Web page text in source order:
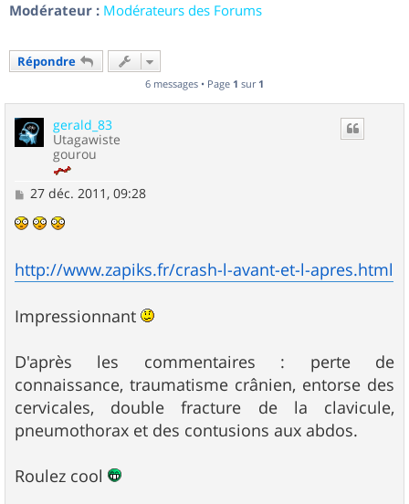
Modérateur : Modérateurs des Forums
Répondre
6 messages • Page 1 sur 1
gerald_83
Utagawiste
gourou
M
s
g
e
27 déc. 2011, 09:28
http://www.zapiks.fr/crash-l-avant-et-l-apres.html
Impressionnant
D'après les commentaires : perte de
connaissance, traumatisme crânien, entorse des
cervicales, double fracture de la clavicule,
pneumothorax et des contusions aux abdos.
Roulez cool